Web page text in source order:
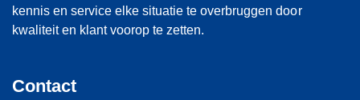
kennis en service elke situatie te overbruggen door
kwaliteit en klant voorop te zetten.
Contact